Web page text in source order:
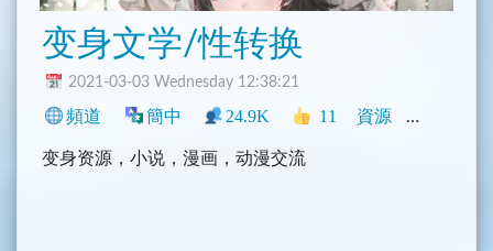
禁止在群內金錢往來，如有金錢糾紛，請自行私
訊解決，請勿在公頻公開討論，一經發現刪貼處理。
這裡不是婚友社，請勿在群內公開徵婚、徵男/女
变身文学/性转换
2021-03-03 Wednesday 12:38:21
頻道 簡中 24.9K 11 資源 中文圈
变身资源，小说，漫画，动漫交流